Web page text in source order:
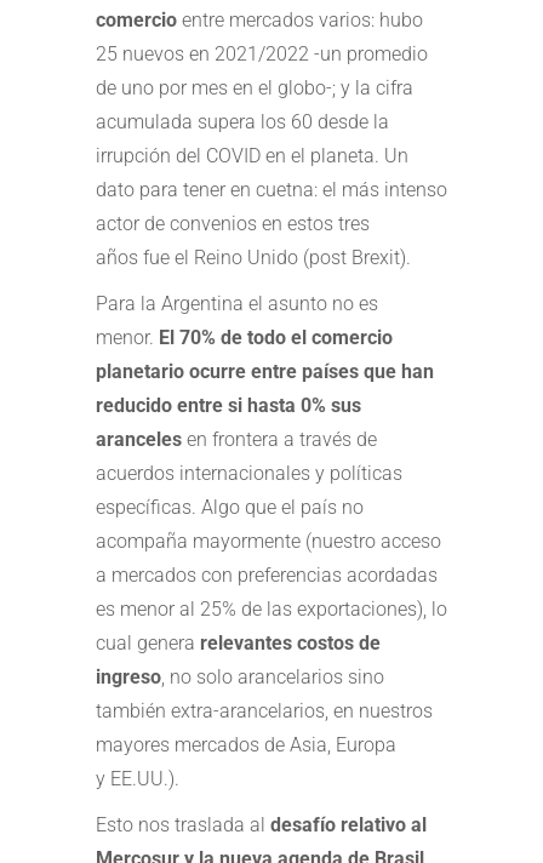
comercio entre mercados varios: hubo
25 nuevos en 2021/2022 -un promedio
de uno por mes en el globo-; y la cifra
acumulada supera los 60 desde la
irrupción del COVID en el planeta. Un
dato para tener en cuetna: el más intenso
actor de convenios en estos tres
años fue el Reino Unido (post Brexit).
Para la Argentina el asunto no es
menor. El 70% de todo el comercio
planetario ocurre entre países que han
reducido entre si hasta 0% sus
aranceles en frontera a través de
acuerdos internacionales y políticas
específicas. Algo que el país no
acompaña mayormente (nuestro acceso
a mercados con preferencias acordadas
es menor al 25% de las exportaciones), lo
cual genera relevantes costos de
ingreso, no solo arancelarios sino
también extra-arancelarios, en nuestros
mayores mercados de Asia, Europa
y EE.UU.).
Esto nos traslada al desafío relativo al